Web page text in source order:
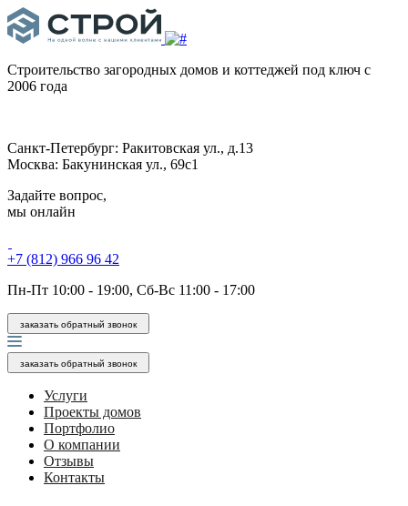
Строительство загородных домов и коттеджей под ключ с
2006 года
Санкт-Петербург: Ракитовская ул., д.13
Москва: Бакунинская ул., 69с1
Задайте вопрос,
мы онлайн
+7 (812) 966 96 42
Пн-Пт 10:00 - 19:00, Сб-Вс 11:00 - 17:00
заказать обратный звонок
заказать обратный звонок
Услуги
Проекты домов
Портфолио
О компании
Отзывы
Контакты